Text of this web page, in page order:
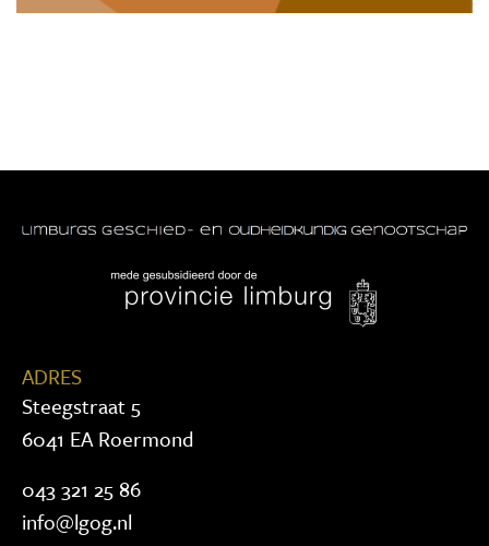
ADRES
Steegstraat 5
6041 EA Roermond
043 321 25 86
info@lgog.nl